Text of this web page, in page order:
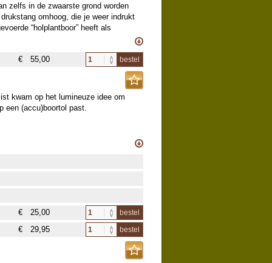
zelfs in de zwaarste grond worden
omhoog, die je weer indrukt
“holplantboor” heeft als
7 cm. Te gebruiken voor het
€ 55,00 bestel
kwam op het lumineuze idee om
een (accu)boortol past.
€ 25,00 bestel
€ 29,95 bestel